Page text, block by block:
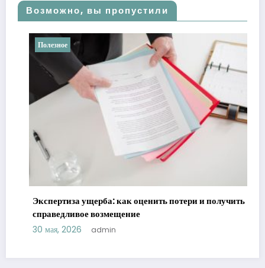
Возможно, вы пропустили
Полезное
Экспертиза ущерба: как оценить потери и получить
справедливое возмещение
30 мая, 2026 admin